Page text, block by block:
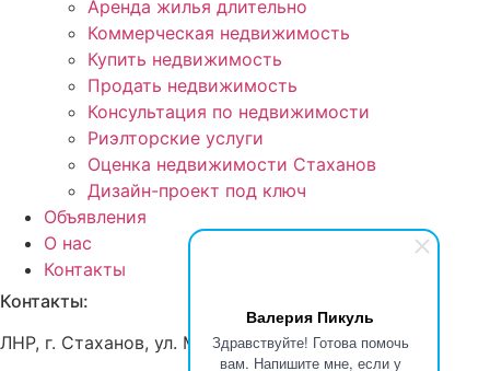
Валерия Пикуль
Здравствуйте! Готова помочь
вам. Напишите мне, если у
Аренда жилья длительно
Коммерческая недвижимость
Купить недвижимость
Продать недвижимость
Консультация по недвижимости
Риэлторские услуги
Оценка недвижимости Стаханов
Дизайн-проект под ключ
Объявления
О нас
Контакты
Контакты:
ЛНР, г. Стаханов, ул. Макерова, д. 12